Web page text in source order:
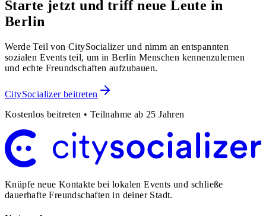
Starte jetzt und triff neue Leute in
Berlin
Werde Teil von CitySocializer und nimm an entspannten
sozialen Events teil, um in Berlin Menschen kennenzulernen
und echte Freundschaften aufzubauen.
CitySocializer beitreten
Kostenlos beitreten • Teilnahme ab 25 Jahren
Knüpfe neue Kontakte bei lokalen Events und schließe
dauerhafte Freundschaften in deiner Stadt.